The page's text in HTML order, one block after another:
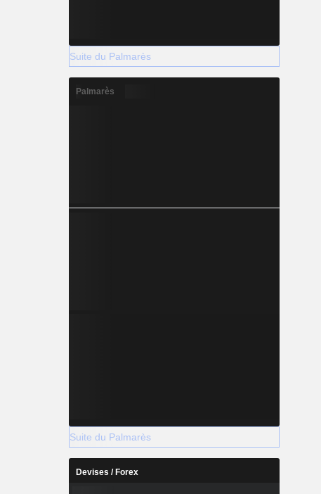
Suite du Palmarès
Palmarès
Suite du Palmarès
Devises / Forex